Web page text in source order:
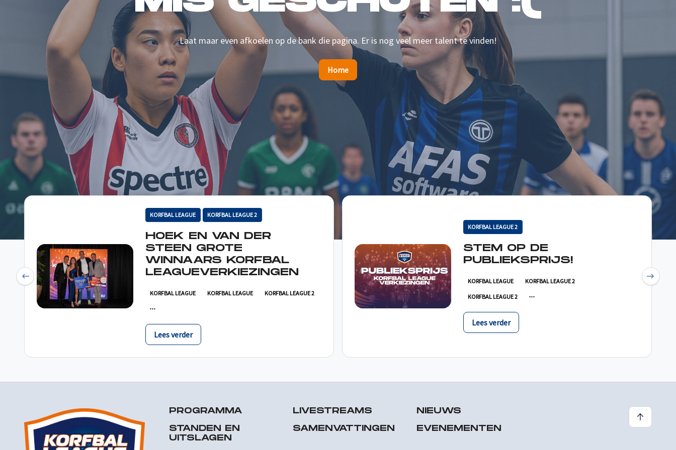
Laat maar even afkoelen op de bank die pagina. Er is nog veel meer talent te vinden!
Home
KORFBAL LEAGUE KORFBAL LEAGUE 2
HOEK EN VAN DER
STEEN GROTE
WINNAARS KORFBAL
LEAGUEVERKIEZINGEN
KORFBAL LEAGUE KORFBAL LEAGUE KORFBAL LEAGUE 2
Lees verder
KORFBAL LEAGUE 2
STEM OP DE
PUBLIEKSPRIJS!
KORFBAL LEAGUE KORFBAL LEAGUE 2
KORFBAL LEAGUE 2
Lees verder
Previous Next
PROGRAMMA
STANDEN EN
UITSLAGEN
LIVESTREAMS
SAMENVATTINGEN
NIEUWS
EVENEMENTEN